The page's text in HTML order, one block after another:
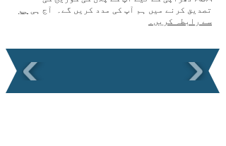
تصدیق کرنے میں ہم آپ کی مدد کریں گے۔ آج ہی ہم
سے رابطہ کریں۔